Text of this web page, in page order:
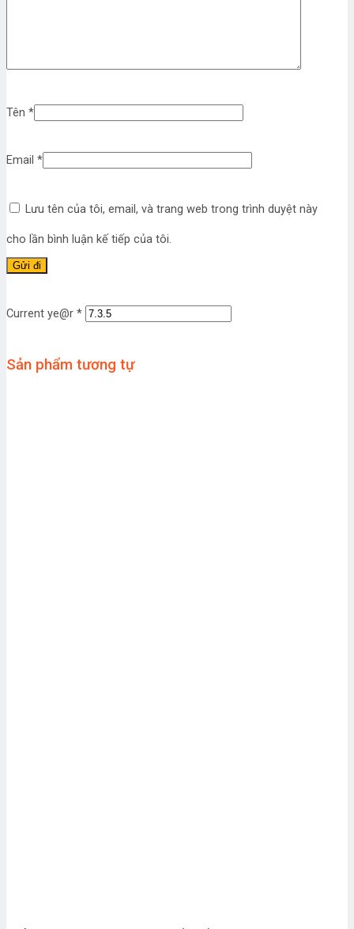
Tên *
Email *
Lưu tên của tôi, email, và trang web trong trình duyệt này
cho lần bình luận kế tiếp của tôi.
Current ye@r *
Sản phẩm tương tự